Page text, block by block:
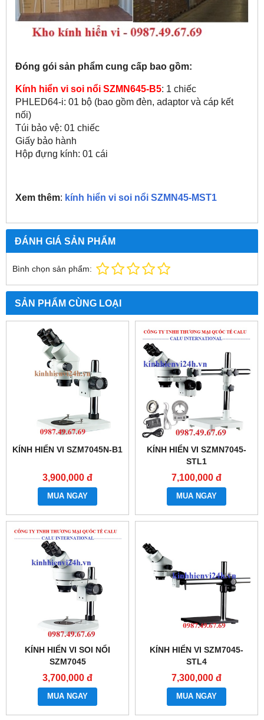
Đóng gói sản phẩm cung cấp bao gồm:
Kính hiển vi soi nổi SZMN645-B5: 1 chiếc
PHLED64-i: 01 bộ (bao gồm đèn, adaptor và cáp kết
nối)
Túi bảo vệ: 01 chiếc
Giấy bảo hành
Hộp đựng kính: 01 cái
Xem thêm: kính hiển vi soi nổi SZMN45-MST1
ĐÁNH GIÁ SẢN PHẨM
Bình chọn sản phẩm:
SẢN PHẨM CÙNG LOẠI
KÍNH HIỂN VI SZM7045N-B1
3,900,000 đ
MUA NGAY
KÍNH HIỂN VI SZMN7045-
STL1
7,100,000 đ
MUA NGAY
KÍNH HIỂN VI SOI NỔI
SZM7045
3,700,000 đ
MUA NGAY
KÍNH HIỂN VI SZM7045-
STL4
7,300,000 đ
MUA NGAY